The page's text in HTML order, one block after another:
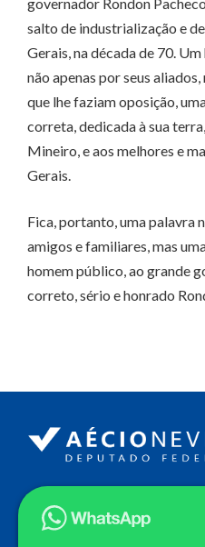
salto de industrialização e
Gerais, na década de 70.
não apenas por seus
que lhe faziam oposição,
correta, dedicada à sua
Mineiro, e aos melhores e
Gerais.
Fica, portanto, uma palavra
amigos e familiares, mas
homem público, ao grande
correto, sério e honrado
Endereço
Câmara dos Deputados